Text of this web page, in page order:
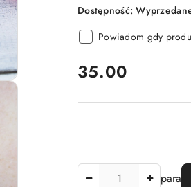
Dostępność:
Powiadom gdy
cena:
35.00
para